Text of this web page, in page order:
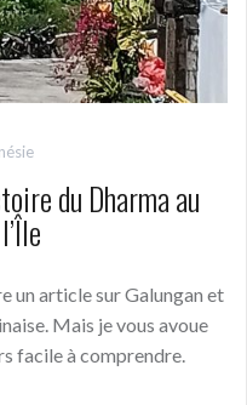
du Dharma au
un article sur Galungan et
Mais je vous avoue
facile à comprendre.